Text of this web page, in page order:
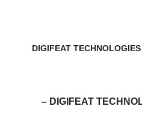
📩 بريد إلكتروني – الشارقة – DIGIFEAT TECHNOLOGIES
📁 خدماتنا – DIGIFEAT TECHNOLOGIES LLC –